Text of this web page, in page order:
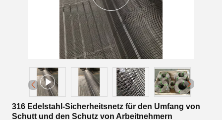
316 Edelstahl-Sicherheitsnetz für den Umfang von
Schutt und den Schutz von Arbeitnehmern